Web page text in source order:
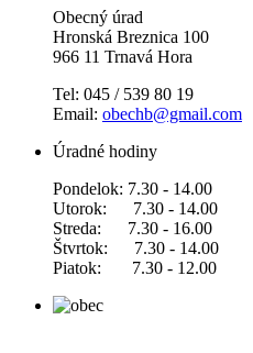
Obecný úrad
Hronská Breznica 100
966 11 Trnavá Hora
Tel: 045 / 539 80 19
Email: obechb@gmail.com
Úradné hodiny
Pondelok: 7.30 - 14.00
Utorok: 7.30 - 14.00
Streda: 7.30 - 16.00
Štvrtok: 7.30 - 14.00
Piatok: 7.30 - 12.00